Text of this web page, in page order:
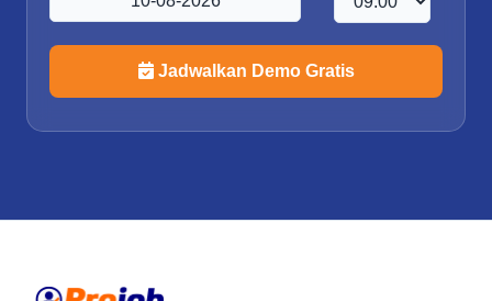
Jadwalkan Demo Gratis